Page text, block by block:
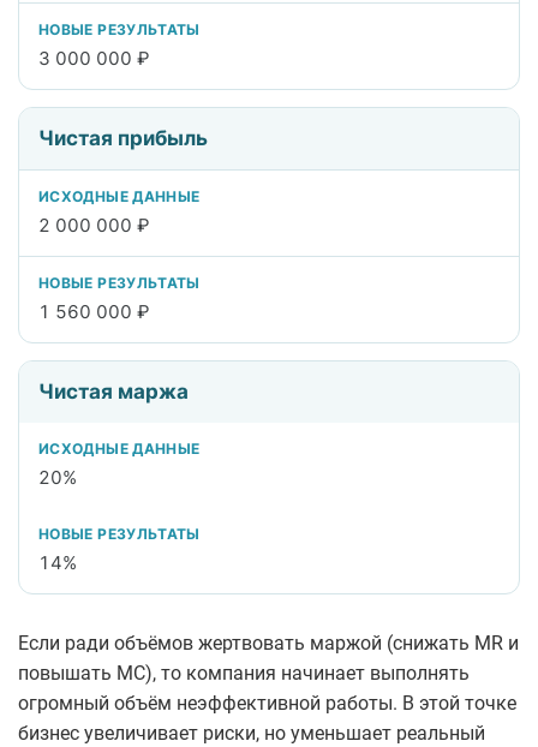
3 000 000 ₽
Чистая прибыль
2 000 000 ₽
1 560 000 ₽
Чистая маржа
20%
14%
Если ради объёмов жертвовать маржой (снижать MR и
повышать MC), то компания начинает выполнять
огромный объём неэффективной работы. В этой точке
бизнес увеличивает риски, но уменьшает реальный